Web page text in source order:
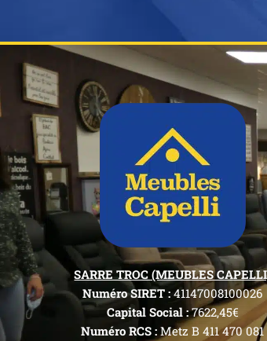
SARRE TROC (MEUBLES
Numéro SIRET : 41147008100026
Capital Social :7622,45€
Numéro RCS :Metz B 411 470 081